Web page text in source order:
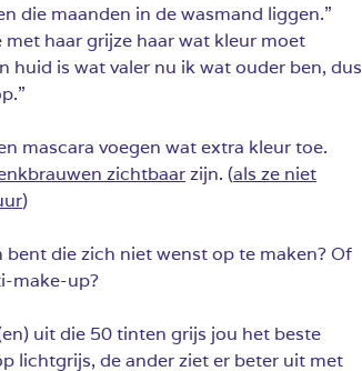
die maanden in de wasmand liggen.”
haar grijze haar wat kleur moet
huid is wat valer nu ik wat ouder ben, dus
mascara voegen wat extra kleur toe.
zichtbaarzijn. (als ze niet
)
bent die zich niet wenst op te maken? Of
make-up?
uit die 50 tinten grijs jou het beste
lichtgrijs, de ander ziet er beter uit met